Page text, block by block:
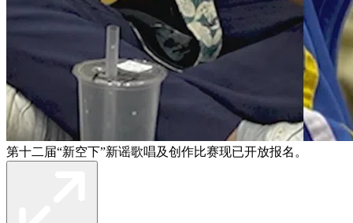
第十二届“新空下”新谣歌唱及创作比赛现已开放报名。